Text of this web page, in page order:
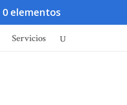
0 elementos
Servicios